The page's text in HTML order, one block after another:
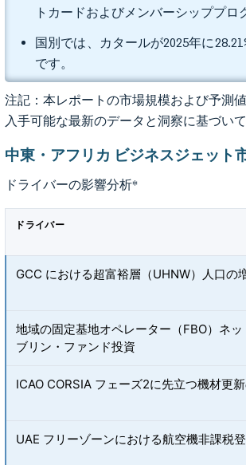
トカードおよびメンバーシッププロ
国別では、カタールが2025年に
です。
注記：本レポートの市場規模および予測
入手可能な最新のデータと洞察に基づい
中東・アフリカ ビジネスジェット
ドライバーの影響分析*
ドライバー
GCC における超富裕層（UHNW）人口の
地域の固定基地オペレーター（FBO）ネ
ブリン・ファンド投資
ICAO CORSIA フェーズ2に先立つ機材更
UAE フリーゾーンにおける航空機非課税